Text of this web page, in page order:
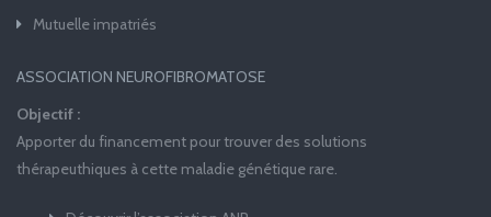
Mutuelle impatriés
ASSOCIATION NEUROFIBROMATOSE
Objectif :
Apporter du financement pour trouver des solutions
thérapeuthiques à cette maladie génétique rare.